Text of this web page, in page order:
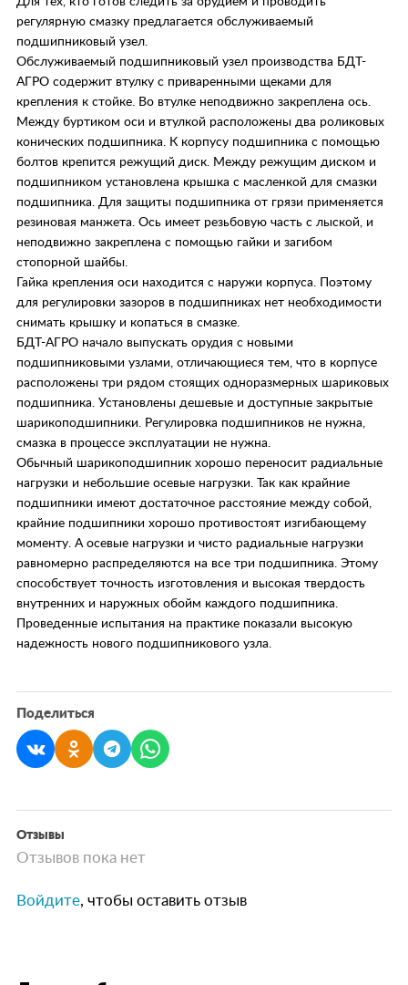
регулярную смазку предлагается обслуживаемый
подшипниковый узел.
Обслуживаемый подшипниковый узел производства БДТ-
АГРО содержит втулку с приваренными щеками для
крепления к стойке. Во втулке неподвижно закреплена ось.
Между буртиком оси и втулкой расположены два роликовых
конических подшипника. К корпусу подшипника с помощью
болтов крепится режущий диск. Между режущим диском и
подшипником установлена крышка с масленкой для смазки
подшипника. Для защиты подшипника от грязи применяется
резиновая манжета. Ось имеет резьбовую часть с лыской, и
неподвижно закреплена с помощью гайки и загибом
стопорной шайбы.
Гайка крепления оси находится с наружи корпуса. Поэтому
для регулировки зазоров в подшипниках нет необходимости
снимать крышку и копаться в смазке.
БДТ-АГРО начало выпускать орудия с новыми
подшипниковыми узлами, отличающиеся тем, что в корпусе
расположены три рядом стоящих одноразмерных шариковых
подшипника. Установлены дешевые и доступные закрытые
шарикоподшипники. Регулировка подшипников не нужна,
смазка в процессе эксплуатации не нужна.
Обычный шарикоподшипник хорошо переносит радиальные
нагрузки и небольшие осевые нагрузки. Так как крайние
подшипники имеют достаточное расстояние между собой,
крайние подшипники хорошо противостоят изгибающему
моменту. А осевые нагрузки и чисто радиальные нагрузки
равномерно распределяются на все три подшипника. Этому
способствует точность изготовления и высокая твердость
внутренних и наружных обойм каждого подшипника.
Проведенные испытания на практике показали высокую
надежность нового подшипникового узла.
Поделиться
Отзывы
Отзывов пока нет
Войдите, чтобы оставить отзыв